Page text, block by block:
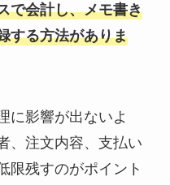
で会計し、メモ書き
する方法がありま
に影響が出ないよ
、注文内容、支払い
限残すのがポイント